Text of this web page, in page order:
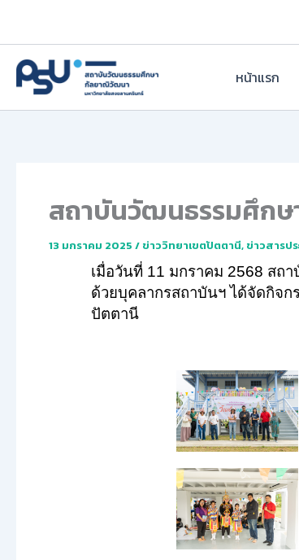
หน้าแรก
สถาบันวัฒนธรรมศึกษ
13 มกราคม 2025 / ข่าววิทยาเขตปัตตานี, ข่าวสารป
เมื่อวันที่ 11 มกราคม 2568 ส
ด้วยบุคลากรสถาบันฯ ได้จัดกิจ
ปัตตานี